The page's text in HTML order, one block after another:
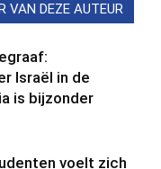
VAN DEZE AUTEUR
Israël in de
is bijzonder
voelt zich